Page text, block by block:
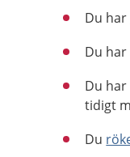
Du har
Du
Du
tidigt
Du